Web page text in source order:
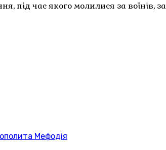
під час якого молилися за воїнів,
Мефодія